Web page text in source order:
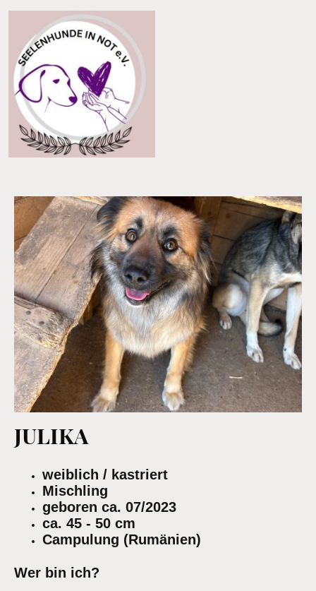
JULIKA
weiblich / kastriert
Mischling
geboren ca. 07/2023
ca. 45 - 50 cm
Campulung (Rumänien)
Wer bin ich?